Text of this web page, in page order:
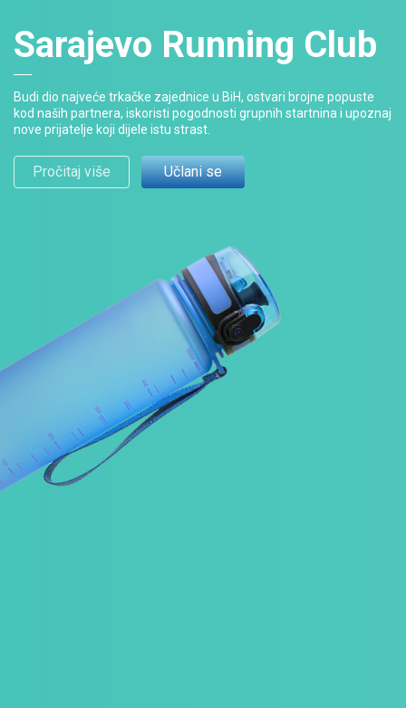
Sarajevo Running Club
Budi dio najveće trkačke zajednice u BiH, ostvari brojne popuste
kod naših partnera, iskoristi pogodnosti grupnih startnina i upoznaj
nove prijatelje koji dijele istu strast.
Pročitaj više Učlani se